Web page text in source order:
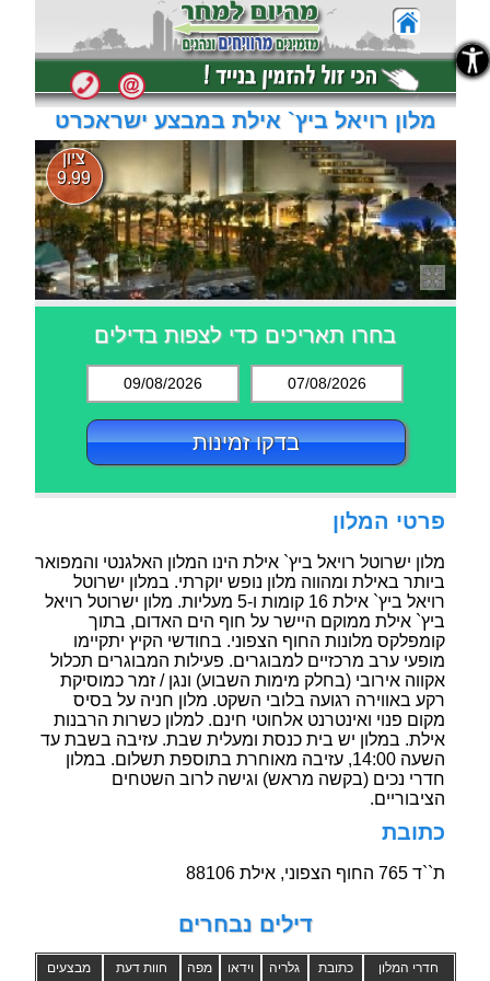
מלון רויאל ביץ` אילת במבצע ישראכרט
ציון
9.99
בחרו תאריכים כדי לצפות בדילים
09/08/2026 07/08/2026
בדקו זמינות
פרטי המלון
מלון ישרוטל רויאל ביץ` אילת הינו המלון האלגנטי והמפואר
ביותר באילת ומהווה מלון נופש יוקרתי. במלון ישרוטל
רויאל ביץ` אילת 16 קומות ו-5 מעליות. מלון ישרוטל רויאל
ביץ` אילת ממוקם היישר על חוף הים האדום, בתוך
קומפלקס מלונות החוף הצפוני. בחודשי הקיץ יתקיימו
מופעי ערב מרכזיים למבוגרים. פעילות המבוגרים תכלול
אקווה אירובי (בחלק מימות השבוע) ונגן / זמר כמוסיקת
רקע באווירה רגועה בלובי השקט. מלון חניה על בסיס
מקום פנוי ואינטרנט אלחוטי חינם. למלון כשרות הרבנות
אילת. במלון יש בית כנסת ומעלית שבת. עזיבה בשבת עד
השעה 14:00, עזיבה מאוחרת בתוספת תשלום. במלון
חדרי נכים (בקשה מראש) וגישה לרוב השטחים
הציבוריים.
כתובת
ת``ד 765 החוף הצפוני, אילת 88106
דילים נבחרים
מבצעים חוות דעת מפה וידאו גלריה כתובת חדרי המלון
נגישות
נגישות